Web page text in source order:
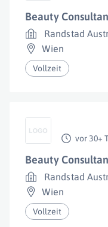
Beauty
Randstad
Wien
Vollzeit
vor 30+
Beauty
Randstad
Wien
Vollzeit